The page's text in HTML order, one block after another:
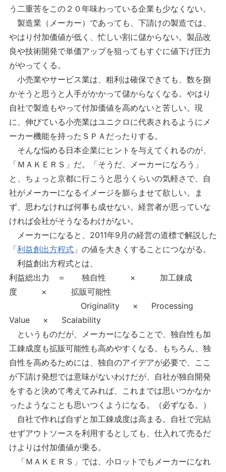
う二重苦をこの２０年味わっている企業も少なくない。
製造業（メーカー）であっても、下請けの製造では、
やはり付加価値が低く、忙しい割に儲からない。製品改
良や技術開発で単価アップを狙ってもすぐに値下げ圧力
がやってくる。
小売業やサービス業は、粗利は確保できても、数を捌
かそうと思うと人手がかかって儲からなくなる。やはり
自社で製造もやって付加価値を高めないと苦しい。現
に、伸びている小売業はユニクロに代表されるようにメ
ーカー機能を持ったＳＰＡだったりする。
そんな悩める日本企業にヒントを与えてくれるのが、
「ＭＡＫＥＲＳ」だ。「そうだ、メーカーになろう」
と、ちょっと京都に行こうと思うくらいの気軽さで、自
社がメーカーになるイメージを膨らませて欲しい。ま
ず、思わなければ何事も成せない。経営者が思っていな
ければ会社がそうなるわけがない。
メーカーになると、2011年9月の経営の道標で解説した
「利益創出方程式」の値を大きくすることにつながる。
利益創出方程式とは、
利益総出力 ＝ 独自性 × 加工錬成
度 × 拡販可能性
Originality × Processing
Value × Scalability
というものだが、メーカーになることで、独自性も加
工錬成度も拡販可能性も高めやすくなる。もちろん、独
自性を高めるためには、独自のアイデアが必要で、ここ
が下請け発想では意味がないわけだが、自社が独自開発
をすると決めて考えてみれば、これまでは思いつかなか
ったようなことも思いつくようになる。（必ずなる。）
自社で作れば自ずと加工錬成度は高まる。自社で完結
せずアウトソースを利用するとしても、仕入れて売るだ
けよりは付加価値が乗る。
「ＭＡＫＥＲＳ」では、小ロットでもメーカーになれ